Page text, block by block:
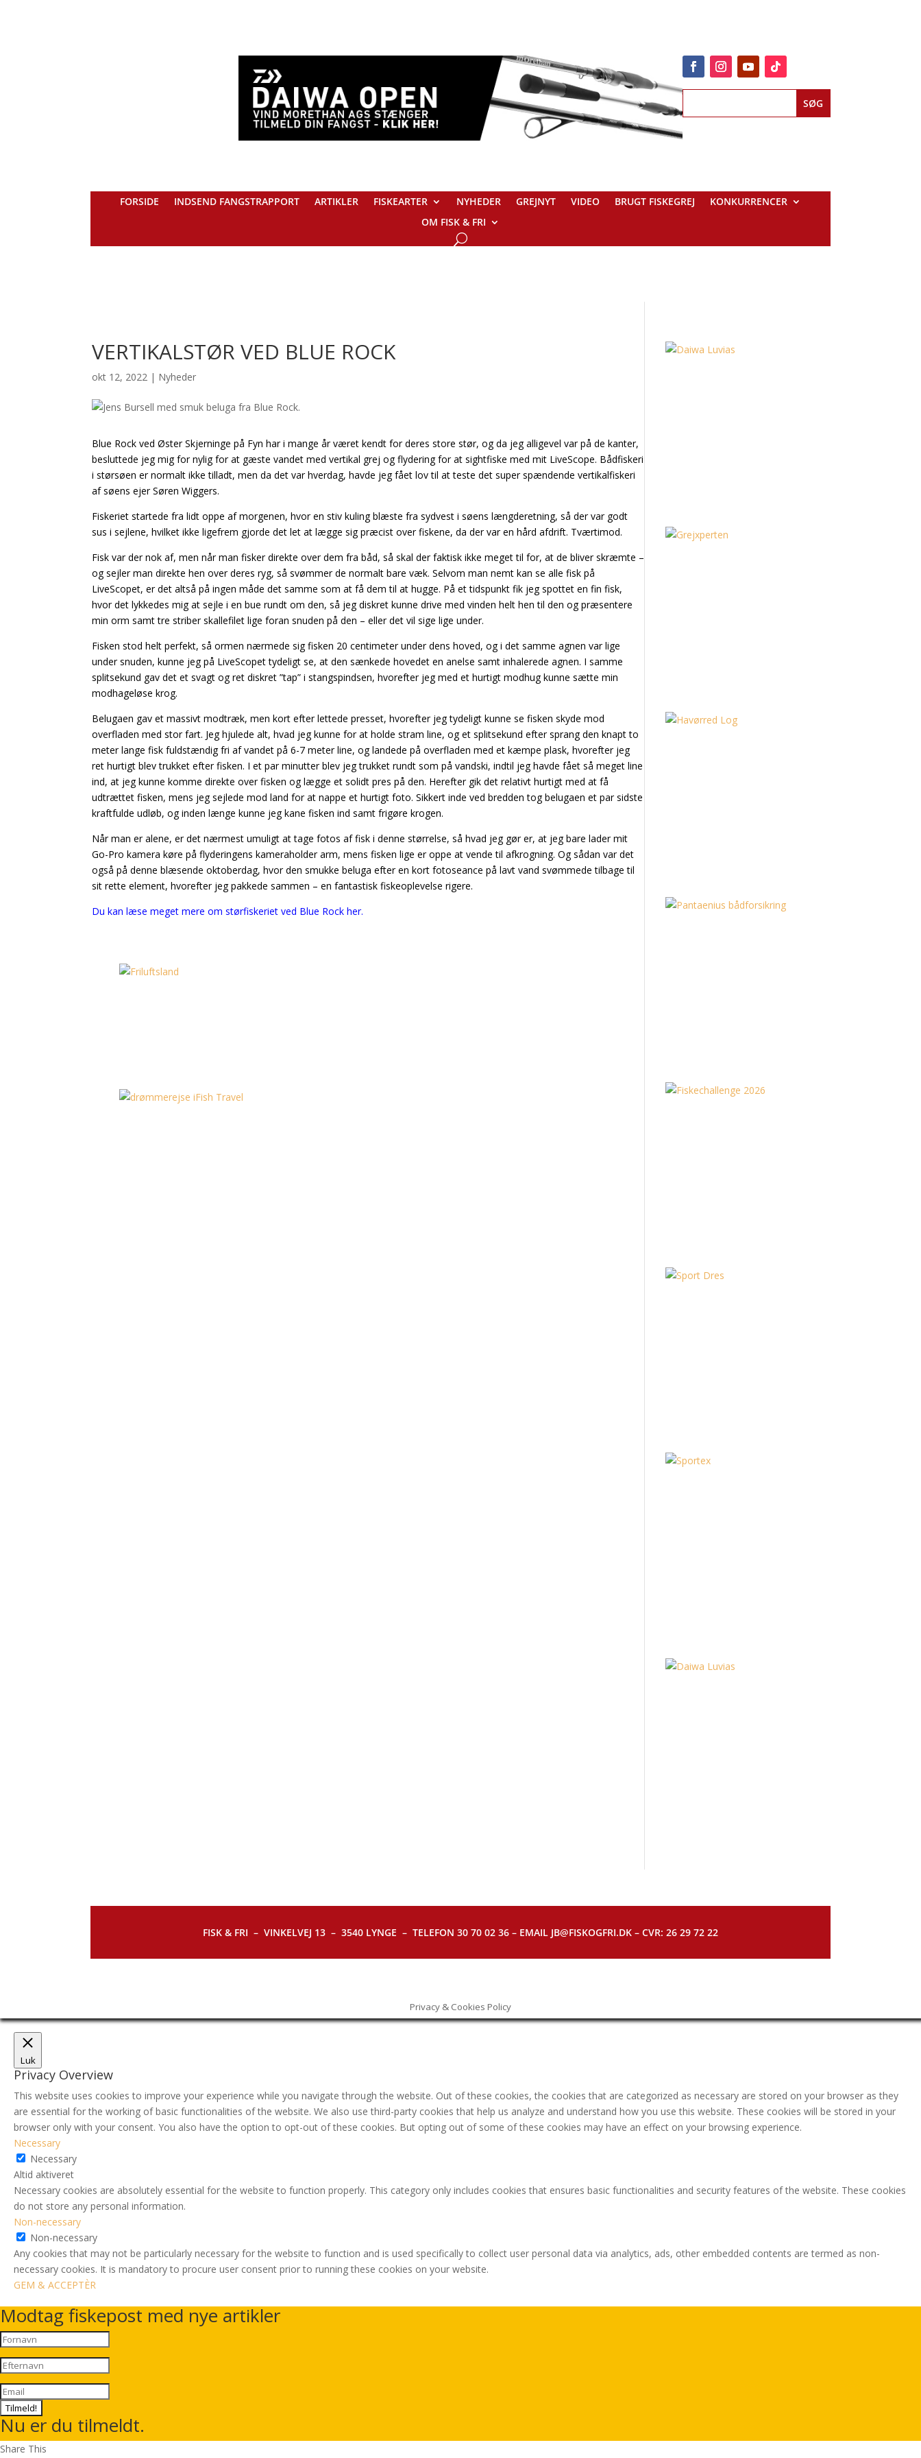
FORSIDE INDSEND FANGSTRAPPORT ARTIKLER FISKEARTER NYHEDER GREJNYT VIDEO BRUGT FISKEGREJ
KONKURRENCER
OM FISK & FRI
VERTIKALSTØR VED BLUE ROCK
okt 12, 2022 | Nyheder
Blue Rock ved Øster Skjerninge på Fyn har i mange år været kendt for deres store stør, og da jeg alligevel var på de kanter,
besluttede jeg mig for nylig for at gæste vandet med vertikal grej og flydering for at sightfiske med mit LiveScope. Bådfiskeri
i størsøen er normalt ikke tilladt, men da det var hverdag, havde jeg fået lov til at teste det super spændende vertikalfiskeri
af søens ejer Søren Wiggers.
Fiskeriet startede fra lidt oppe af morgenen, hvor en stiv kuling blæste fra sydvest i søens længderetning, så der var godt
sus i sejlene, hvilket ikke ligefrem gjorde det let at lægge sig præcist over fiskene, da der var en hård afdrift. Tværtimod.
Fisk var der nok af, men når man fisker direkte over dem fra båd, så skal der faktisk ikke meget til for, at de bliver skræmte –
og sejler man direkte hen over deres ryg, så svømmer de normalt bare væk. Selvom man nemt kan se alle fisk på
LiveScopet, er det altså på ingen måde det samme som at få dem til at hugge. På et tidspunkt fik jeg spottet en fin fisk,
hvor det lykkedes mig at sejle i en bue rundt om den, så jeg diskret kunne drive med vinden helt hen til den og præsentere
min orm samt tre striber skallefilet lige foran snuden på den – eller det vil sige lige under.
Fisken stod helt perfekt, så ormen nærmede sig fisken 20 centimeter under dens hoved, og i det samme agnen var lige
under snuden, kunne jeg på LiveScopet tydeligt se, at den sænkede hovedet en anelse samt inhalerede agnen. I samme
splitsekund gav det et svagt og ret diskret ”tap” i stangspindsen, hvorefter jeg med et hurtigt modhug kunne sætte min
modhageløse krog.
Belugaen gav et massivt modtræk, men kort efter lettede presset, hvorefter jeg tydeligt kunne se fisken skyde mod
overfladen med stor fart. Jeg hjulede alt, hvad jeg kunne for at holde stram line, og et splitsekund efter sprang den knapt to
meter lange fisk fuldstændig fri af vandet på 6-7 meter line, og landede på overfladen med et kæmpe plask, hvorefter jeg
ret hurtigt blev trukket efter fisken. I et par minutter blev jeg trukket rundt som på vandski, indtil jeg havde fået så meget line
ind, at jeg kunne komme direkte over fisken og lægge et solidt pres på den. Herefter gik det relativt hurtigt med at få
udtrættet fisken, mens jeg sejlede mod land for at nappe et hurtigt foto. Sikkert inde ved bredden tog belugaen et par sidste
kraftfulde udløb, og inden længe kunne jeg kane fisken ind samt frigøre krogen.
Når man er alene, er det nærmest umuligt at tage fotos af fisk i denne størrelse, så hvad jeg gør er, at jeg bare lader mit
Go-Pro kamera køre på flyderingens kameraholder arm, mens fisken lige er oppe at vende til afkrogning. Og sådan var det
også på denne blæsende oktoberdag, hvor den smukke beluga efter en kort fotoseance på lavt vand svømmede tilbage til
sit rette element, hvorefter jeg pakkede sammen – en fantastisk fiskeoplevelse rigere.
Du kan læse meget mere om størfiskeriet ved Blue Rock her.
FISK & FRI – VINKELVEJ 13 – 3540 LYNGE – TELEFON 30 70 02 36 – EMAIL JB@FISKOGFRI.DK – CVR: 26 29 72 22
Privacy & Cookies Policy
Luk
Privacy Overview
This website uses cookies to improve your experience while you navigate through the website. Out of these cookies, the cookies that are categorized as necessary are stored on your browser as they
are essential for the working of basic functionalities of the website. We also use third-party cookies that help us analyze and understand how you use this website. These cookies will be stored in your
browser only with your consent. You also have the option to opt-out of these cookies. But opting out of some of these cookies may have an effect on your browsing experience.
Necessary
Necessary
Altid aktiveret
Necessary cookies are absolutely essential for the website to function properly. This category only includes cookies that ensures basic functionalities and security features of the website. These cookies
do not store any personal information.
Non-necessary
Non-necessary
Any cookies that may not be particularly necessary for the website to function and is used specifically to collect user personal data via analytics, ads, other embedded contents are termed as non-
necessary cookies. It is mandatory to procure user consent prior to running these cookies on your website.
GEM & ACCEPTÈR
Modtag fiskepost med nye artikler
Tilmeld!
Nu er du tilmeldt.
Share This